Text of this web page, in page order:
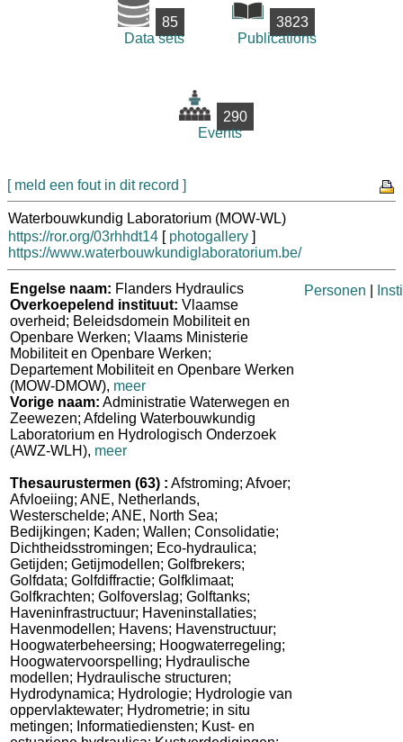
85
Data sets
3823
Publications
290
Events
[ meld een fout in dit record ]
Waterbouwkundig Laboratorium (MOW-WL)
https://ror.org/03rhhdt14 [ photogallery ]
https://www.waterbouwkundiglaboratorium.be/
Engelse naam: Flanders Hydraulics
Overkoepelend instituut: Vlaamse
overheid; Beleidsdomein Mobiliteit en
Openbare Werken; Vlaams Ministerie
Mobiliteit en Openbare Werken;
Departement Mobiliteit en Openbare Werken
(MOW-DMOW), meer
Vorige naam: Administratie Waterwegen en
Zeewezen; Afdeling Waterbouwkundig
Laboratorium en Hydrologisch Onderzoek
(AWZ-WLH), meer
Thesaurustermen (63) : Afstroming; Afvoer;
Afvloeiing; ANE, Netherlands,
Westerschelde; ANE, North Sea;
Bedijkingen; Kaden; Wallen; Consolidatie;
Dichtheidsstromingen; Eco-hydraulica;
Getijden; Getijmodellen; Golfbrekers;
Golfdata; Golfdiffractie; Golfklimaat;
Golfkrachten; Golfoverslag; Golftanks;
Haveninfrastructuur; Haveninstallaties;
Havenmodellen; Havens; Havenstructuur;
Hoogwaterbeheersing; Hoogwaterregeling;
Hoogwatervoorspelling; Hydraulische
modellen; Hydraulische structuren;
Hydrodynamica; Hydrologie; Hydrologie van
oppervlaktewater; Hydrometrie; in situ
metingen; Informatiediensten; Kust- en
Personen